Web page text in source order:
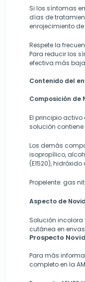
Si los síntomas
días de
enrojecimiento
Respete la
Para reducir los
efectiva más
Contenido del
Composición de
El principio
solución
Los demás
isopropílico,
(E1520),
Propelente: gas
Aspecto de
Solución
cutánea en
Prospecto
Para más
completo en la